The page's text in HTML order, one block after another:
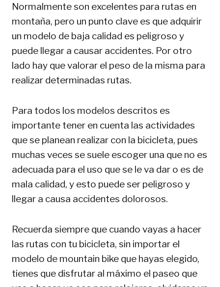
Normalmente son excelentes para rutas en
montaña, pero un punto clave es que adquirir
un modelo de baja calidad es peligroso y
puede llegar a causar accidentes. Por otro
lado hay que valorar el peso de la misma para
realizar determinadas rutas.
Para todos los modelos descritos es
importante tener en cuenta las actividades
que se planean realizar con la bicicleta, pues
muchas veces se suele escoger una que no es
adecuada para el uso que se le va dar o es de
mala calidad, y esto puede ser peligroso y
llegar a causa accidentes dolorosos.
Recuerda siempre que cuando vayas a hacer
las rutas con tu bicicleta, sin importar el
modelo de mountain bike que hayas elegido,
tienes que disfrutar al máximo el paseo que